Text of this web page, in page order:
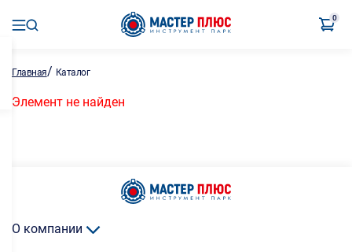
0
Главная/ Каталог
Элемент не найден
О компании